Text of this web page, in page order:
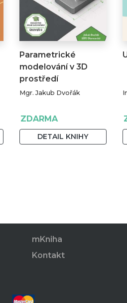
Parametrické
modelování v 3D
prostředí
Mgr. Jakub Dvořák
ZDARMA
DETAIL KNIHY
mKniha
Kontakt